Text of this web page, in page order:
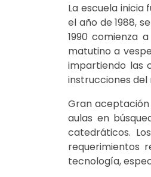
La escuela inicia
el año de 1988,
1990 comienza
matutino a
impartiendo las
instrucciones del
Gran aceptación
aulas en
catedráticos.
requerimientos
tecnología,